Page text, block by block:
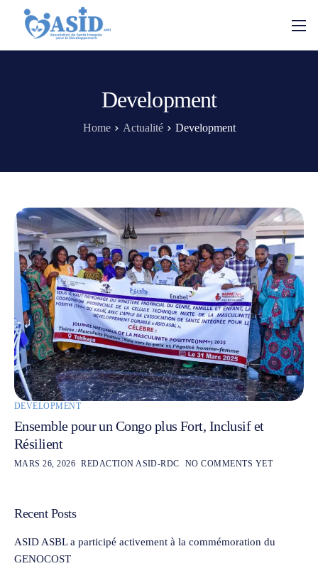
Development
Home Actualité Development
DEVELOPMENT
Ensemble pour un Congo plus Fort, Inclusif et
Résilient
MARS 26, 2026 REDACTION ASID-RDC NO COMMENTS YET
Recent Posts
ASID ASBL a participé activement à la commémoration du
GENOCOST